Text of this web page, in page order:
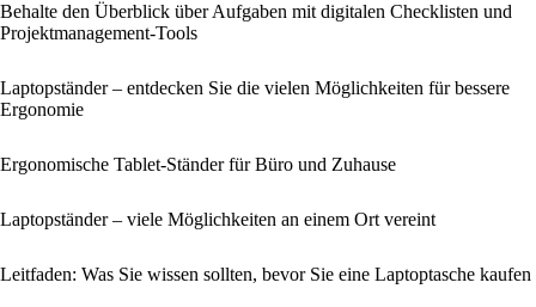
Behalte den Überblick über Aufgaben mit digitalen Checklisten und
Projektmanagement-Tools
Laptopständer – entdecken Sie die vielen Möglichkeiten für bessere
Ergonomie
Ergonomische Tablet-Ständer für Büro und Zuhause
Laptopständer – viele Möglichkeiten an einem Ort vereint
Leitfaden: Was Sie wissen sollten, bevor Sie eine Laptoptasche kaufen